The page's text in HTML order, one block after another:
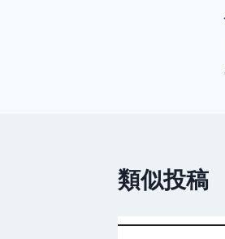
類似投稿